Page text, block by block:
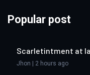
Popular post
Scarletintment at
Jhon | 2 hours ago